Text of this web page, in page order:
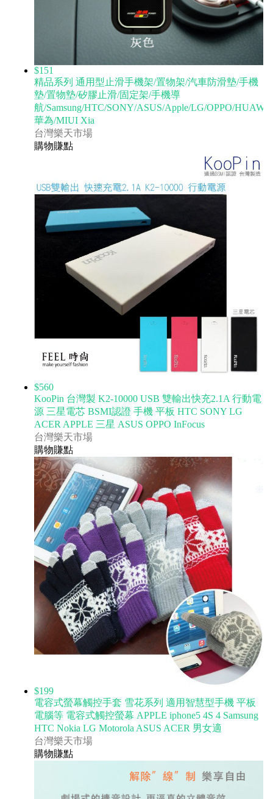
$151
精品系列 通用型止滑手機架/置物架/汽車防滑墊/手機
墊/置物墊/矽膠止滑/固定架/手機導
航/Samsung/HTC/SONY/ASUS/Apple/LG/OPPO/
華為/MIUI Xia
台灣樂天市場
購物賺點
$560
KooPin 台灣製 K2-10000 USB 雙輸出快充2.1A 行動電
源 三星電芯 BSMI認證 手機 平板 HTC SONY LG
ACER APPLE 三星 ASUS OPPO InFocus
台灣樂天市場
購物賺點
$199
電容式螢幕觸控手套 雪花系列 適用智慧型手機 平板
電腦等 電容式觸控螢幕 APPLE iphone5 4S 4 Samsung
HTC Nokia LG Motorola ASUS ACER 男女適
台灣樂天市場
購物賺點